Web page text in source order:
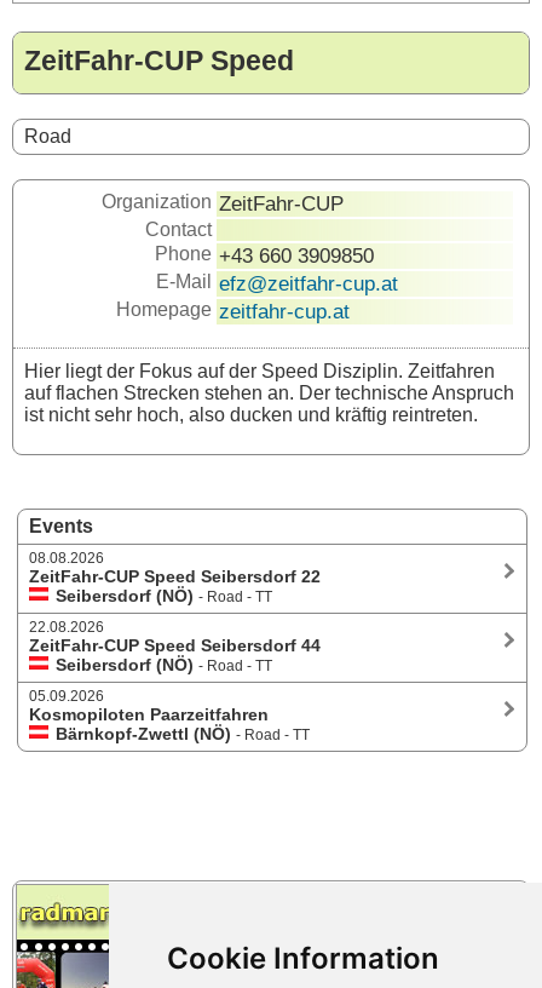
ZeitFahr-CUP Speed
Events
08.08.2026
ZeitFahr-CUP Speed Seibersdorf 22
Seibersdorf (NÖ) - Road - TT
22.08.2026
ZeitFahr-CUP Speed Seibersdorf 44
Seibersdorf (NÖ) - Road - TT
05.09.2026
Kosmopiloten Paarzeitfahren
Bärnkopf-Zwettl (NÖ) - Road - TT
Road
Organization ZeitFahr-CUP
Contact
Phone +43 660 3909850
E-Mail efz@zeitfahr-cup.at
Homepage zeitfahr-cup.at
Hier liegt der Fokus auf der Speed Disziplin. Zeitfahren
auf flachen Strecken stehen an. Der technische Anspruch
ist nicht sehr hoch, also ducken und kräftig reintreten.